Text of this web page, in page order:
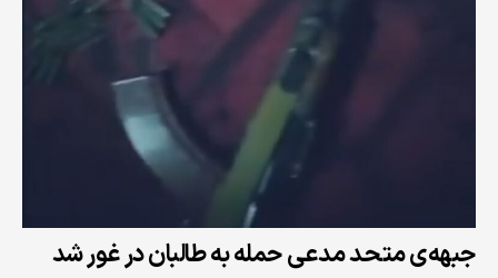
جبهه‌ی متحد مدعی حمله به طالبان در غور شد